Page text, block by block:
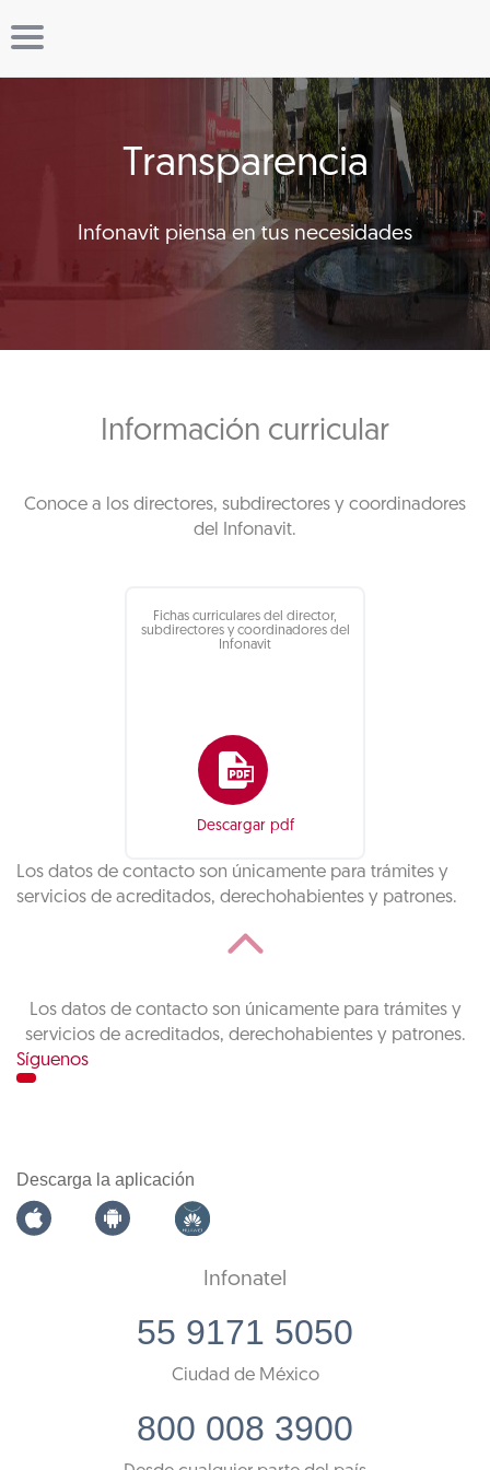
Transparencia
Infonavit piensa en tus necesidades
Información curricular
Conoce a los directores, subdirectores y coordinadores
del Infonavit.
Fichas curriculares del director,
subdirectores y coordinadores del
Infonavit
Descargar pdf
Los datos de contacto son únicamente para trámites y
servicios de acreditados, derechohabientes y patrones.
Los datos de contacto son únicamente para trámites y
servicios de acreditados, derechohabientes y patrones.
Síguenos
Descarga la aplicación
Infonatel
55 9171 5050
Ciudad de México
800 008 3900